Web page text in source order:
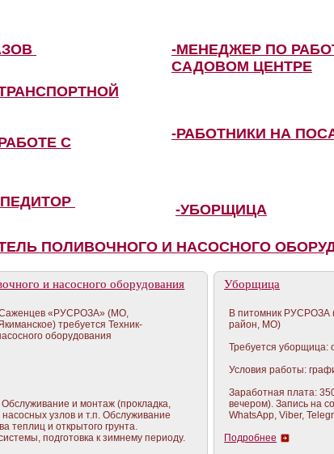
-МЕНЕДЖЕР ПО
САДОВОМ ЦЕНТРЕ
С
-РАБОТНИКИ НА
-УБОРЩИЦА
ПОЛИВОЧНОГО И НАСОСНОГО
и насосного оборудования
«РУСРОЗА» (МО,
требуется Техник-
оборудования
и монтаж (прокладка,
узлов и т.п. Обслуживание
теплиц и открытого грунта.
подготовка к зимнему периоду.
Уборщица
В питомник РУСРОЗА
район, МО)
Требуется уборщица:
Условия работы:
Заработная плата:
вечером). Запись на
WhatsApp, Viber,
Подробнее